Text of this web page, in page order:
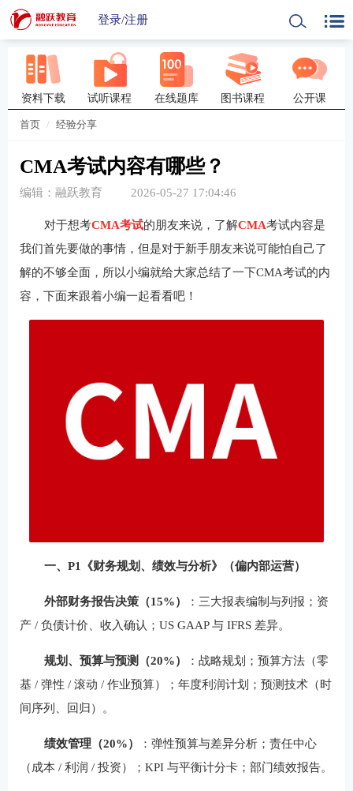
登录/注册
资料下载 试听课程 在线题库 图书课程 公开课
首页 经验分享
CMA考试内容有哪些？
编辑：融跃教育 2026-05-27 17:04:46
对于想考CMA考试的朋友来说，了解CMA考试内容是
我们首先要做的事情，但是对于新手朋友来说可能怕自己了
解的不够全面，所以小编就给大家总结了一下CMA考试的内
容，下面来跟着小编一起看看吧！
一、P1《财务规划、绩效与分析》（偏内部运营）
外部财务报告决策（15%）
：三大报表编制与列报；资
产 / 负债计价、收入确认；US GAAP 与 IFRS 差异。
规划、预算与预测（20%）
：战略规划；预算方法（零
基 / 弹性 / 滚动 / 作业预算）；年度利润计划；预测技术（时
间序列、回归）。
绩效管理（20%）
：弹性预算与差异分析；责任中心
（成本 / 利润 / 投资）；KPI 与平衡计分卡；部门绩效报告。